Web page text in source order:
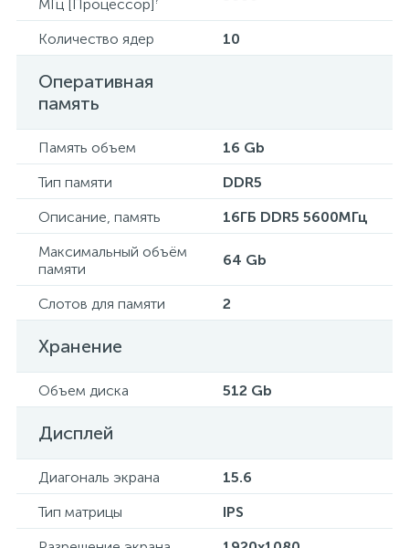
МГц [Процессор]
Количество ядер 10
Оперативная
память
Память объем
16 Gb
Тип памяти
DDR5
Описание, память
16ГБ DDR5 5600МГц
Максимальный объём
памяти
64 Gb
Слотов для памяти 2
Хранение
Объем диска 512 Gb
Дисплей
Диагональ экрана
15.6
Тип матрицы
IPS